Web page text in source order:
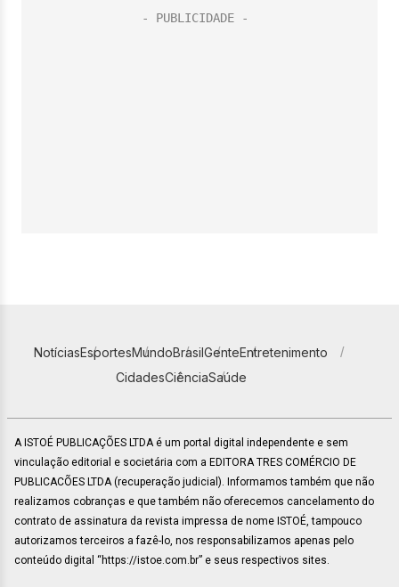
NotíciasEsportesMundoBrasilGenteEntretenimento
CidadesCiênciaSaúde
A ISTOÉ PUBLICAÇÕES LTDA é um portal digital independente e sem
vinculação editorial e societária com a EDITORA TRES COMÉRCIO DE
PUBLICACÕES LTDA (recuperação judicial). Informamos também que não
realizamos cobranças e que também não oferecemos cancelamento do
contrato de assinatura da revista impressa de nome ISTOÉ, tampouco
autorizamos terceiros a fazê-lo, nos responsabilizamos apenas pelo
conteúdo digital “https://istoe.com.br” e seus respectivos sites.